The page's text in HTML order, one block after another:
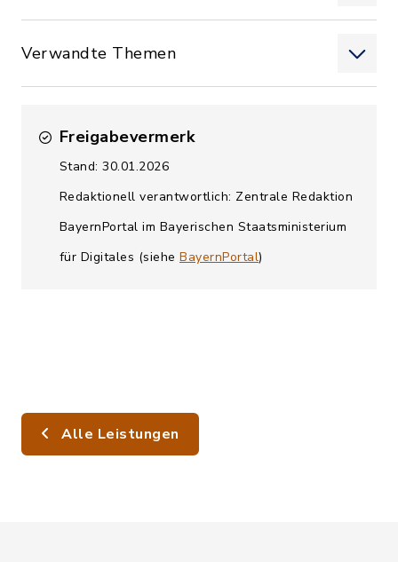
Verwandte Themen
Freigabevermerk
Stand: 30.01.2026
Redaktionell verantwortlich: Zentrale Redaktion
BayernPortal im Bayerischen Staatsministerium
für Digitales (siehe BayernPortal)
Alle Leistungen